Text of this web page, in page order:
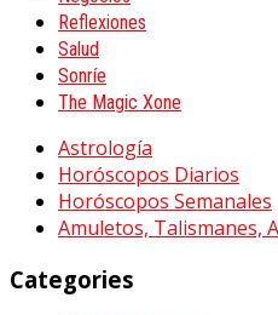
Reflexiones
Salud
Sonríe
The Magic Xone
Astrología
Horóscopos Diarios
Horóscopos Semanales
Amuletos, Talismanes,
Categories